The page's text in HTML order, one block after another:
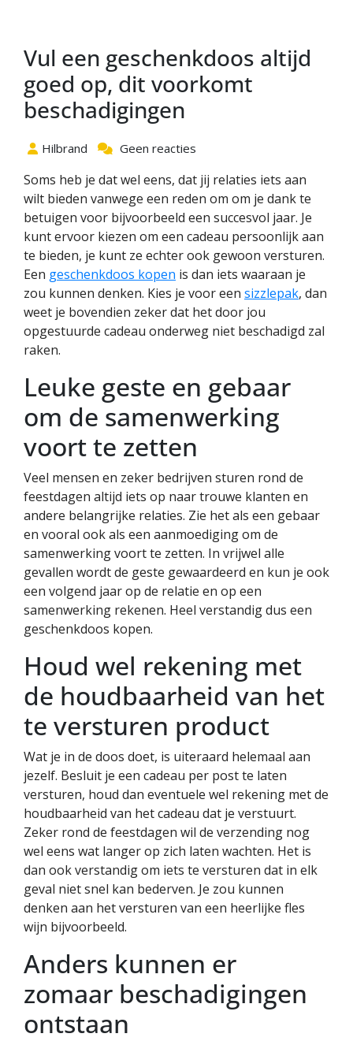
Vul een geschenkdoos altijd
goed op, dit voorkomt
beschadigingen
Hilbrand Geen reacties
Soms heb je dat wel eens, dat jij relaties iets aan
wilt bieden vanwege een reden om om je dank te
betuigen voor bijvoorbeeld een succesvol jaar. Je
kunt ervoor kiezen om een cadeau persoonlijk aan
te bieden, je kunt ze echter ook gewoon versturen.
Een geschenkdoos kopen is dan iets waaraan je
zou kunnen denken. Kies je voor een sizzlepak, dan
weet je bovendien zeker dat het door jou
opgestuurde cadeau onderweg niet beschadigd zal
raken.
Leuke geste en gebaar
om de samenwerking
voort te zetten
Veel mensen en zeker bedrijven sturen rond de
feestdagen altijd iets op naar trouwe klanten en
andere belangrijke relaties. Zie het als een gebaar
en vooral ook als een aanmoediging om de
samenwerking voort te zetten. In vrijwel alle
gevallen wordt de geste gewaardeerd en kun je ook
een volgend jaar op de relatie en op een
samenwerking rekenen. Heel verstandig dus een
geschenkdoos kopen.
Houd wel rekening met
de houdbaarheid van het
te versturen product
Wat je in de doos doet, is uiteraard helemaal aan
jezelf. Besluit je een cadeau per post te laten
versturen, houd dan eventuele wel rekening met de
houdbaarheid van het cadeau dat je verstuurt.
Zeker rond de feestdagen wil de verzending nog
wel eens wat langer op zich laten wachten. Het is
dan ook verstandig om iets te versturen dat in elk
geval niet snel kan bederven. Je zou kunnen
denken aan het versturen van een heerlijke fles
wijn bijvoorbeeld.
Anders kunnen er
zomaar beschadigingen
ontstaan